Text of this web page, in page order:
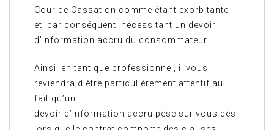
Cour de Cassation comme étant exorbitante
et, par conséquent, nécessitant un devoir
d’information accru du consommateur.
Ainsi, en tant que professionnel, il vous
reviendra d’être particulièrement attentif au
fait qu’un
devoir d’information accru pèse sur vous dès